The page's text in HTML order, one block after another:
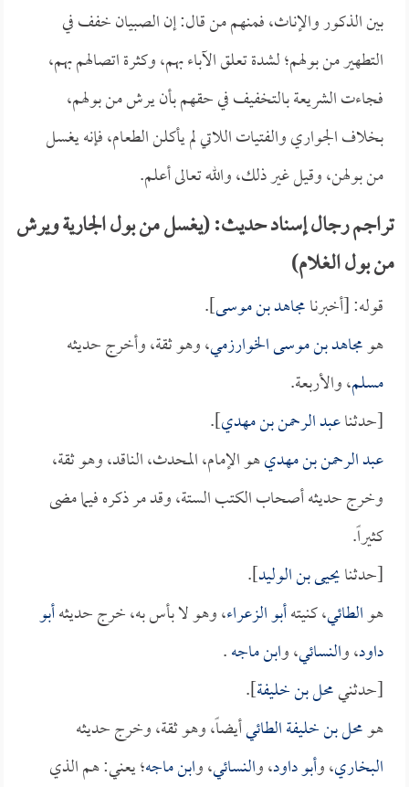
بين الذكور والإناث، فمنهم من قال: إن الصبيان خفف في
التطهير من بولهم؛ لشدة تعلق الآباء بهم، وكثرة اتصالهم بهم،
فجاءت الشريعة بالتخفيف في حقهم بأن يرش من بولهم،
بخلاف الجواري والفتيات اللاتي لم يأكلن الطعام، فإنه يغسل
من بولهن، وقيل غير ذلك، والله تعالى أعلم.
تراجم رجال إسناد حديث: (يغسل من بول الجارية ويرش
من بول الغلام)
قوله: [أخبرنامجاهد بن موسى].
هومجاهد بن موسى الخوارزمي، وهو ثقة، وأخرج حديثه
مسلم، والأربعة.
[حدثناعبد الرحمن بن مهدي].
عبد الرحمن بن مهديهو الإمام، المحدث، الناقد، وهو ثقة،
وخرج حديثه أصحاب الكتب الستة، وقد مر ذكره فيما مضى
كثيراً.
[حدثنايحيى بن الوليد].
هوالطائي، كنيتهأبو الزعراء، وهو لا بأس به، خرج حديثهأبو
داود، والنسائي، وابن ماجه.
[حدثنيمحل بن خليفة].
هومحل بن خليفة الطائيأيضاً، وهو ثقة، وخرج حديثه
البخاري، وأبو داود، والنسائي، وابن ماجه؛ يعني: هم الذي